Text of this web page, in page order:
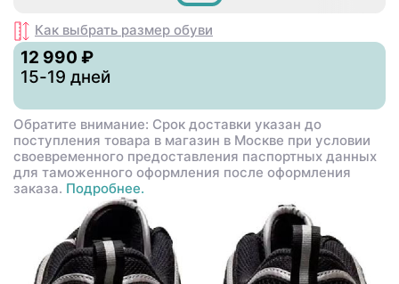
Как выбрать размер обуви
12 990 ₽
15-19 дней
Обратите внимание: Срок доставки указан до
поступления товара в магазин в Москве при условии
своевременного предоставления паспортных данных
для таможенного оформления после оформления
заказа. Подробнее.